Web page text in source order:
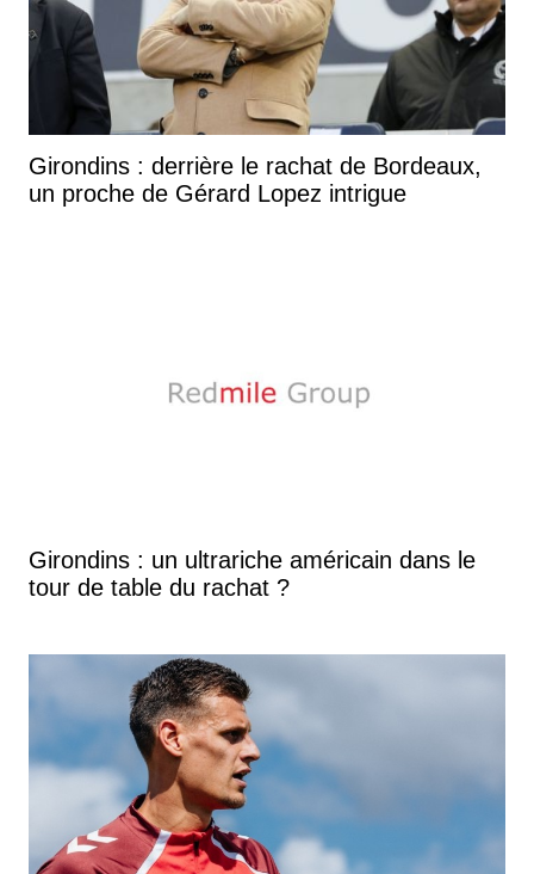
Girondins : derrière le rachat de Bordeaux,
un proche de Gérard Lopez intrigue
Girondins : un ultrariche américain dans le
tour de table du rachat ?